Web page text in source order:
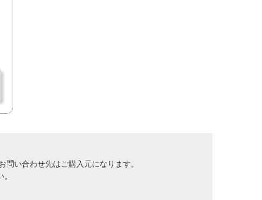
い合わせ先はご購入元になります。